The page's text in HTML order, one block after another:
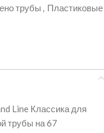
трубы , Пластиковые
Line Классика для
трубы на 67